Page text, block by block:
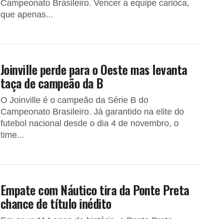
Campeonato Brasileiro. Vencer a equipe carioca,
que apenas...
Joinville perde para o Oeste mas levanta
taça de campeão da B
O Joinville é o campeão da Série B do
Campeonato Brasileiro. Já garantido na elite do
futebol nacional desde o dia 4 de novembro, o
time...
Empate com Náutico tira da Ponte Preta
chance de título inédito